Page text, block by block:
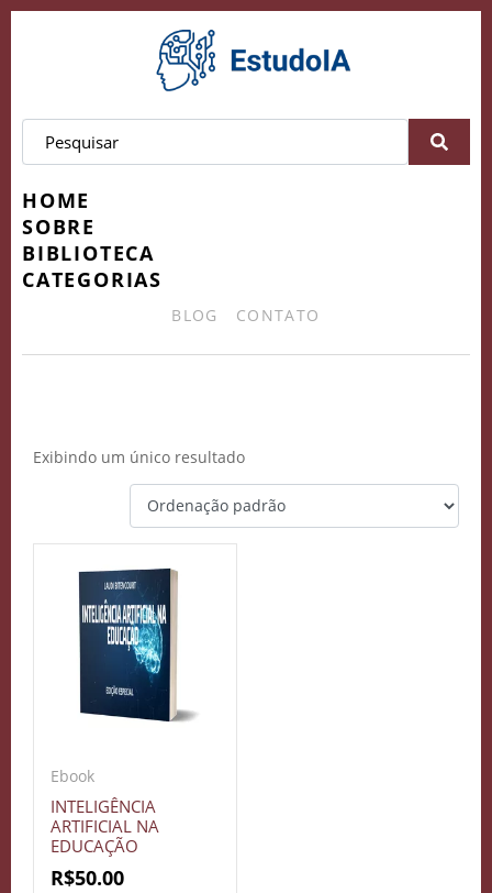
HOME
SOBRE
BIBLIOTECA
CATEGORIAS
BLOG CONTATO
Exibindo um único resultado
Ebook
INTELIGÊNCIA
ARTIFICIAL NA
EDUCAÇÃO
R$50.00